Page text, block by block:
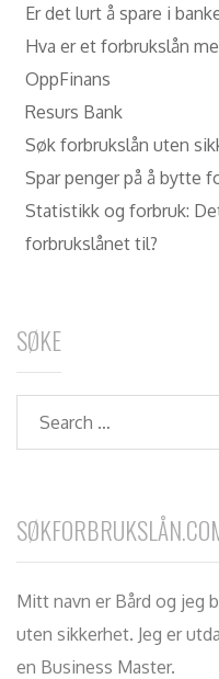
Er det lurt å spare i
Hva er et forbrukslån
OppFinans
Resurs Bank
Søk forbrukslån uten
Spar penger på å bytte
Statistikk og forbruk:
forbrukslånet til?
SØKE
Search
Mitt navn er Bård og jeg
uten sikkerhet. Jeg er
en Business Master.